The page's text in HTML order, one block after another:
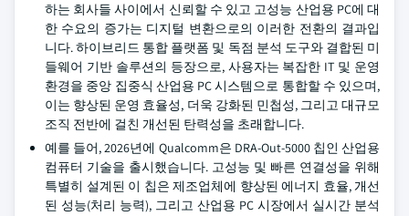
하는 회사들 사이에서 신뢰할 수 있고 고성능 산업용 PC에 대
한 수요의 증가는 디지털 변환으로의 이러한 전환의 결과입
니다. 하이브리드 통합 플랫폼 및 독점 분석 도구와 결합된 미
들웨어 기반 솔루션의 등장으로, 사용자는 복잡한 IT 및 운영
환경을 중앙 집중식 산업용 PC 시스템으로 통합할 수 있으며,
이는 향상된 운영 효율성, 더욱 강화된 민첩성, 그리고 대규모
조직 전반에 걸친 개선된 탄력성을 초래합니다.
예를 들어, 2026년에 Qualcomm은 DRA-Out-5000 칩인 산업용
컴퓨터 기술을 출시했습니다. 고성능 및 빠른 연결성을 위해
특별히 설계된 이 칩은 제조업체에 향상된 에너지 효율, 개선
된 성능(처리 능력), 그리고 산업용 PC 시장에서 실시간 분석